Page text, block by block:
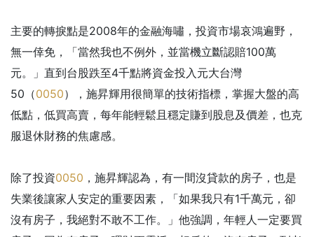
主要的轉捩點是2008年的金融海嘯，投資市場哀鴻遍野，
無一倖免，「當然我也不例外，並當機立斷認賠100萬
元。」直到台股跌至4千點將資金投入元大台灣
50（0050），施昇輝用很簡單的技術指標，掌握大盤的高
低點，低買高賣，每年能輕鬆且穩定賺到股息及價差，也克
服退休財務的焦慮感。
除了投資0050 ，施昇輝認為，有一間沒貸款的房子，也是
失業後讓家人安定的重要因素，「如果我只有1千萬元，卻
沒有房子，我絕對不敢不工作。」他強調，年輕人一定要買